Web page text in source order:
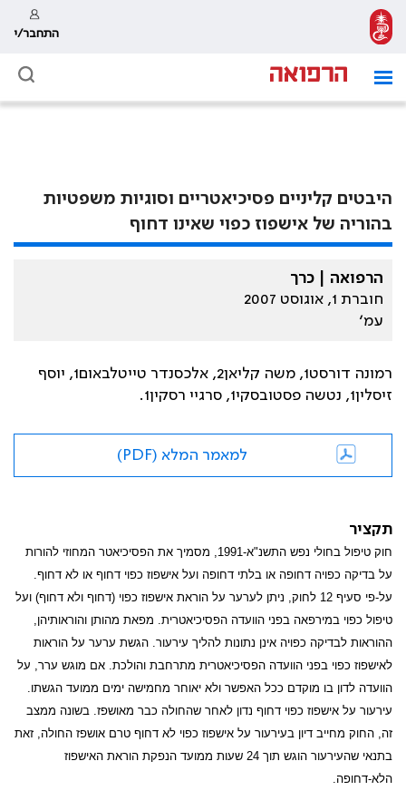
התחבר/י
היבטים קליניים פסיכיאטריים וסוגיות משפטיות
בהוריה של אישפוז כפוי שאינו דחוף
הרפואה | כרך
חוברת 1, אוגוסט 2007
עמ׳
רמונה דורסט1, משה קליאן2, אלכסנדר טייטלבאום1, יוסף
זיסלין1, נטשה פסטובסקי1, סרגיי רסקין1.
למאמר המלא (PDF)
תקציר
חוק טיפול בחולי נפש התשנ"א-1991, מסמיך את הפסיכיאטר המחוזי להורות
על בדיקה כפויה דחופה או בלתי דחופה ועל אישפוז כפוי דחוף או לא דחוף.
על-פי סעיף 12 לחוק, ניתן לערער על הוראת אישפוז כפוי (דחוף ולא דחוף) ועל
טיפול כפוי במירפאה בפני הוועדה הפסיכיאטרית. מפאת מהותן והוראותיהן,
ההוראות לבדיקה כפויה אינן נתונות להליך עירעור. הגשת ערער על הוראות
לאישפוז כפוי בפני הוועדה הפסיכיאטרית מתרחבת והולכת. אם מוגש ערר, על
הוועדה לדון בו מוקדם ככל האפשר ולא יאוחר מחמישה ימים ממועד הגשתו.
עירעור על אישפוז כפוי דחוף נדון לאחר שהחולה כבר מאושפז. בשונה ממצב
זה, החוק מחייב דיון בעירעור על אישפוז כפוי לא דחוף טרם אושפז החולה, זאת
בתנאי שהעירעור הוגש תוך 24 שעות ממועד הנפקת הוראת האישפוז
הלא-דחופה.